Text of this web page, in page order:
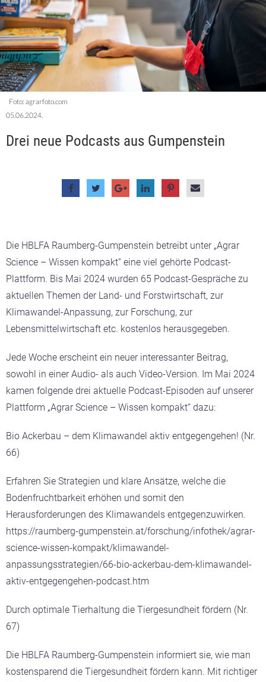
Foto: agrarfoto.com
05.06.2024.
Drei neue Podcasts aus Gumpenstein
Die HBLFA Raumberg-Gumpenstein betreibt unter „Agrar
Science – Wissen kompakt“ eine viel gehörte Podcast-
Plattform. Bis Mai 2024 wurden 65 Podcast-Gespräche zu
aktuellen Themen der Land- und Forstwirtschaft, zur
Klimawandel-Anpassung, zur Forschung, zur
Lebensmittelwirtschaft etc. kostenlos herausgegeben.
Jede Woche erscheint ein neuer interessanter Beitrag,
sowohl in einer Audio- als auch Video-Version. Im Mai 2024
kamen folgende drei aktuelle Podcast-Episoden auf unserer
Plattform „Agrar Science – Wissen kompakt“ dazu:
Bio Ackerbau – dem Klimawandel aktiv entgegengehen! (Nr.
66)
Erfahren Sie Strategien und klare Ansätze, welche die
Bodenfruchtbarkeit erhöhen und somit den
Herausforderungen des Klimawandels entgegenzuwirken.
https://raumberg-gumpenstein.at/forschung/infothek/agrar-
science-wissen-kompakt/klimawandel-
anpassungsstrategien/66-bio-ackerbau-dem-klimawandel-
aktiv-entgegengehen-podcast.htm
Durch optimale Tierhaltung die Tiergesundheit fördern (Nr.
67)
Die HBLFA Raumberg-Gumpenstein informiert sie, wie man
kostensparend die Tiergesundheit fördern kann. Mit richtiger